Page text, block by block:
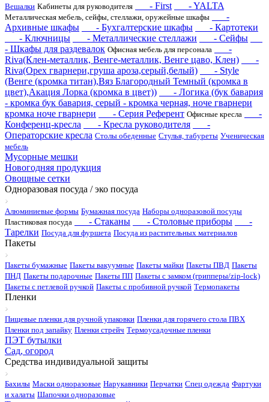
Вешалки Кабинеты для руководителя - First - YALTA
Металлическая мебель, сейфы, стеллажи, оружейные шкафы
-
Архивные шкафы
- Бухгалтерские шкафы
- Картотеки
- Ключницы
- Металлические стеллажи
- Сейфы
- Шкафы для раздевалок Офисная мебель для персонала
-
Riva(Клен-металлик, Венге-металлик, Венге цаво, Клен)
-
Riva(Орех гварнери,груша ароза,серый,белый)
- Style
(Венге (кромка титан),Вяз Благородный Темный (кромка в
цвет),Акация Лорка (кромка в цвет))
- Логика (бук бавария
- кромка бук бавария, серый - кромка черная, ноче гварнери
кромка ноче гварнери
- Серия Референт Офисные кресла
-
Конференц-кресла
- Кресла руководителя
-
Операторские кресла Столы обеденные Стулья, табуреты Ученическая
мебель
Мусорные мешки
Новогодняя продукция
Овощные сетки
Одноразовая посуда / эко посуда
Алюминиевые формы Бумажная посуда Наборы одноразовой посуды
Пластиковая посуда
- Стаканы - Столовые приборы
-
Тарелки Посуда для фуршета Посуда из растительных материалов
Пакеты
Пакеты бумажные Пакеты вакуумные Пакеты майки Пакеты ПВД Пакеты
ПНД Пакеты подарочные Пакеты ПП Пакеты с замком (грипперы/zip-lock)
Пакеты с петлевой ручкой Пакеты с пробивной ручкой Термопакеты
Пленки
Пищевые пленки для ручной упаковки Пленки для горячего стола ПВХ
Пленки под запайку Пленки стрейч Термоусадочные пленки
ПЭТ бутылки
Сад, огород
Средства индивидуальной защиты
Бахилы Маски одноразовые Нарукавники Перчатки Спец одежда Фартуки
и халаты Шапочки одноразовые